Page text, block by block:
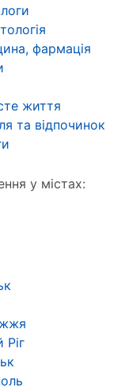
фармація
життя
та відпочинок
у містах:
Ріг